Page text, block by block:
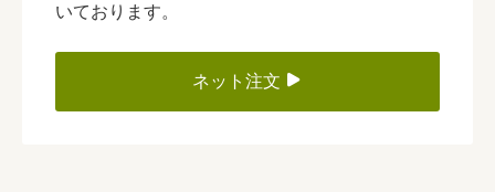
いております。
ネット注文